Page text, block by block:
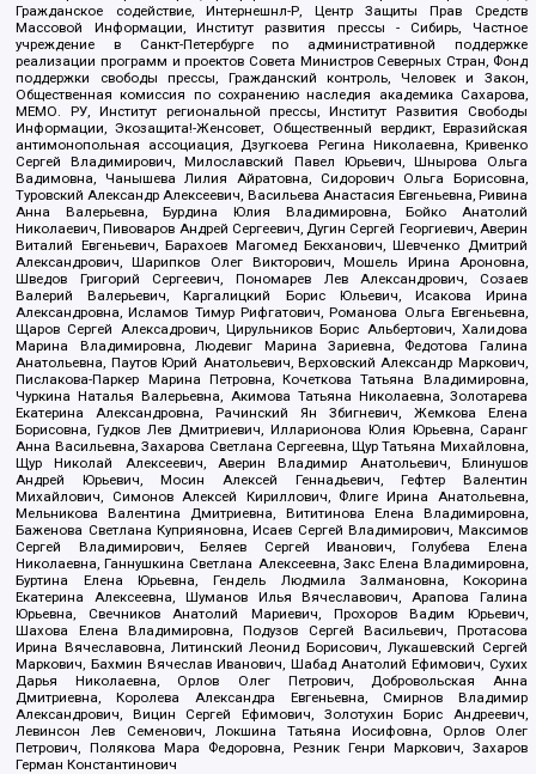
Гражданское содействие, Интернешнл-Р, Центр Защиты Прав Средств
Массовой Информации, Институт развития прессы - Сибирь, Частное
учреждение в Санкт-Петербурге по административной поддержке
реализации программ и проектов Совета Министров Северных Стран, Фонд
поддержки свободы прессы, Гражданский контроль, Человек и Закон,
Общественная комиссия по сохранению наследия академика Сахарова,
МЕМО. РУ, Институт региональной прессы, Институт Развития Свободы
Информации, Экозащита!-Женсовет, Общественный вердикт, Евразийская
антимонопольная ассоциация, Дзугкоева Регина Николаевна, Кривенко
Сергей Владимирович, Милославский Павел Юрьевич, Шнырова Ольга
Вадимовна, Чанышева Лилия Айратовна, Сидорович Ольга Борисовна,
Туровский Александр Алексеевич, Васильева Анастасия Евгеньевна, Ривина
Анна Валерьевна, Бурдина Юлия Владимировна, Бойко Анатолий
Николаевич, Пивоваров Андрей Сергеевич, Дугин Сергей Георгиевич, Аверин
Виталий Евгеньевич, Барахоев Магомед Бекханович, Шевченко Дмитрий
Александрович, Шарипков Олег Викторович, Мошель Ирина Ароновна,
Шведов Григорий Сергеевич, Пономарев Лев Александрович, Созаев
Валерий Валерьевич, Каргалицкий Борис Юльевич, Исакова Ирина
Александровна, Исламов Тимур Рифгатович, Романова Ольга Евгеньевна,
Щаров Сергей Алексадрович, Цирульников Борис Альбертович, Халидова
Марина Владимировна, Людевиг Марина Зариевна, Федотова Галина
Анатольевна, Паутов Юрий Анатольевич, Верховский Александр Маркович,
Пислакова-Паркер Марина Петровна, Кочеткова Татьяна Владимировна,
Чуркина Наталья Валерьевна, Акимова Татьяна Николаевна, Золотарева
Екатерина Александровна, Рачинский Ян Збигневич, Жемкова Елена
Борисовна, Гудков Лев Дмитриевич, Илларионова Юлия Юрьевна, Саранг
Анна Васильевна, Захарова Светлана Сергеевна, Щур Татьяна Михайловна,
Щур Николай Алексеевич, Аверин Владимир Анатольевич, Блинушов
Андрей Юрьевич, Мосин Алексей Геннадьевич, Гефтер Валентин
Михайлович, Симонов Алексей Кириллович, Флиге Ирина Анатольевна,
Мельникова Валентина Дмитриевна, Вититинова Елена Владимировна,
Баженова Светлана Куприяновна, Исаев Сергей Владимирович, Максимов
Сергей Владимирович, Беляев Сергей Иванович, Голубева Елена
Николаевна, Ганнушкина Светлана Алексеевна, Закс Елена Владимировна,
Буртина Елена Юрьевна, Гендель Людмила Залмановна, Кокорина
Екатерина Алексеевна, Шуманов Илья Вячеславович, Арапова Галина
Юрьевна, Свечников Анатолий Мариевич, Прохоров Вадим Юрьевич,
Шахова Елена Владимировна, Подузов Сергей Васильевич, Протасова
Ирина Вячеславовна, Литинский Леонид Борисович, Лукашевский Сергей
Маркович, Бахмин Вячеслав Иванович, Шабад Анатолий Ефимович, Сухих
Дарья Николаевна, Орлов Олег Петрович, Добровольская Анна
Дмитриевна, Королева Александра Евгеньевна, Смирнов Владимир
Александрович, Вицин Сергей Ефимович, Золотухин Борис Андреевич,
Левинсон Лев Семенович, Локшина Татьяна Иосифовна, Орлов Олег
Петрович, Полякова Мара Федоровна, Резник Генри Маркович, Захаров
Герман Константинович